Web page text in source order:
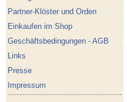
Partner-Klöster und Orden
Einkaufen im Shop
Geschäftsbedingungen - AGB
Links
Presse
Impressum